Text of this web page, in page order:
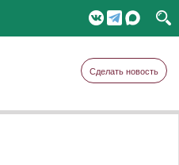
Сделать новость